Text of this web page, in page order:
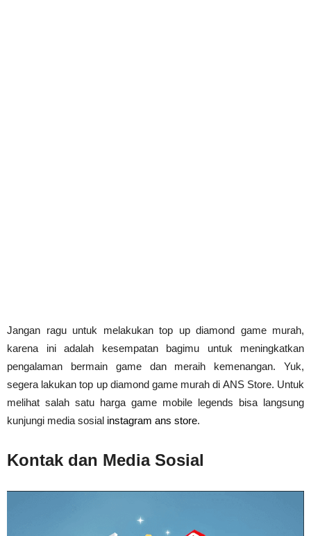
Jangan ragu untuk melakukan top up diamond game murah,
karena ini adalah kesempatan bagimu untuk meningkatkan
pengalaman bermain game dan meraih kemenangan. Yuk,
segera lakukan top up diamond game murah di ANS Store. Untuk
melihat salah satu harga game mobile legends bisa langsung
kunjungi media sosial instagram ans store.
Kontak dan Media Sosial